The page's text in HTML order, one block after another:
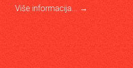
Više informacija... →